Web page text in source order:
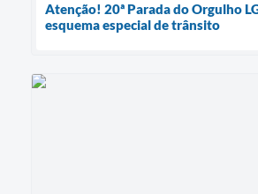
Atenção! 20ª Parada do Orgulho
esquema especial de trânsito